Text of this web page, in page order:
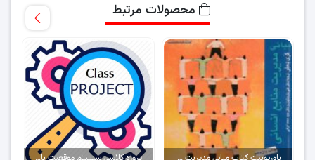
محصولات مرتبط